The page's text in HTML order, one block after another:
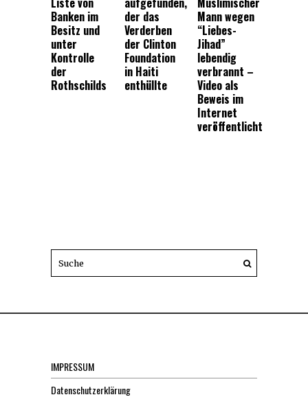
Banken im
Besitz und
unter
Kontrolle
der
Rothschilds
der das
Verderben
der Clinton
Foundation
in Haiti
enthüllte
Mann wegen
“Liebes-
Jihad”
lebendig
verbrannt –
Video als
Beweis im
Internet
veröffentlicht
IMPRESSUM
Datenschutzerklärung